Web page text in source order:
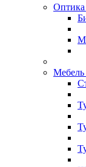
Оптика
Мебель